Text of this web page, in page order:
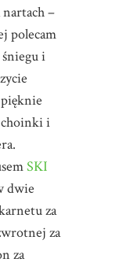
nartach –
polecam
i
choinki i
SKI
dwie
za
za
za